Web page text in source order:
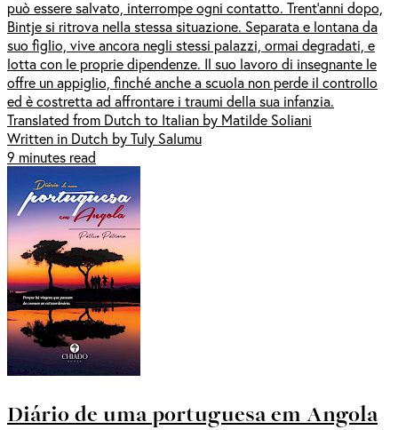
può essere salvato, interrompe ogni contatto. Trent’anni dopo,
Bintje si ritrova nella stessa situazione. Separata e lontana da
suo figlio, vive ancora negli stessi palazzi, ormai degradati, e
lotta con le proprie dipendenze. Il suo lavoro di insegnante le
offre un appiglio, finché anche a scuola non perde il controllo
ed è costretta ad affrontare i traumi della sua infanzia.
Translated from Dutch to Italian by Matilde Soliani
Written in Dutch by Tuly Salumu
9 minutes read
Diário de uma portuguesa em Angola